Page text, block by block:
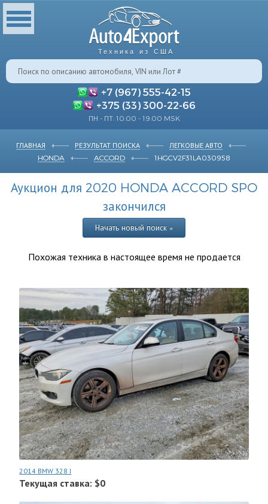
Техника из США
+7 (967) 555-42-15
+375 (33) 300-22-66
ПН - ПТ: 10:00 - 19:00 MSK
ГЛАВНАЯ РЕЗУЛЬТАТ ПОИСКА
ЛЕГКОВЫЕ АВТО
HONDA
ACCORD 1HGCV2F31LA030958
Аукцион для 2020 HONDA ACCORD SPO
закончился
Начать новый поиск »
Похожая техника в настоящее время не продается
2014 BMW 328 I
Текущая ставка: $0